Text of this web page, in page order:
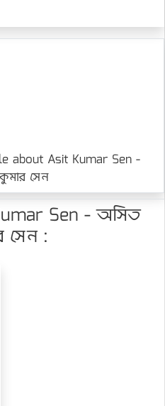
about Asit Kumar Sen -
সেন
Sen - অসিত
সেন :